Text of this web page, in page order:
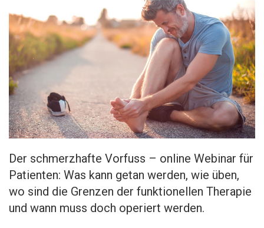
Der schmerzhafte Vorfuss – online Webinar für
Patienten: Was kann getan werden, wie üben,
wo sind die Grenzen der funktionellen Therapie
und wann muss doch operiert werden.